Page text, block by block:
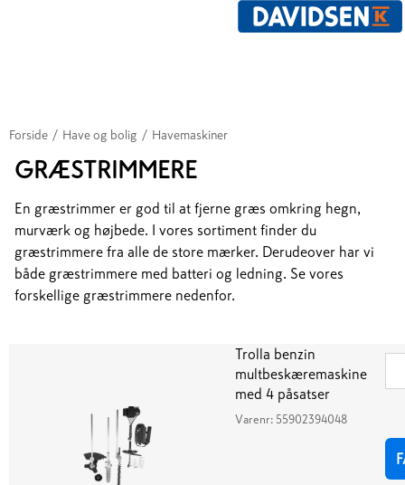
Forside / Have og bolig / Havemaskiner
GRÆSTRIMMERE
En græstrimmer er god til at fjerne græs omkring hegn,
murværk og højbede. I vores sortiment finder du
græstrimmere fra alle de store mærker. Derudeover har vi
både græstrimmere med batteri og ledning. Se vores
forskellige græstrimmere nedenfor.
Trolla benzin
multbeskæremaskine
med 4 påsatser
Varenr: 55902394048